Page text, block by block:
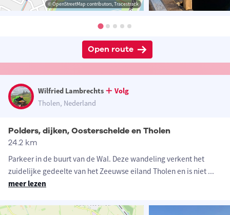
© OpenStreetMap contributors, Tracestrack
Open route
Wilfried Lambrechts
Volg
Tholen, Nederland
Polders, dijken, Oosterschelde en Tholen
24.2 km
Parkeer in de buurt van de Wal. Deze wandeling verkent het
zuidelijke gedeelte van het Zeeuwse eiland Tholen en is niet ...
meer lezen